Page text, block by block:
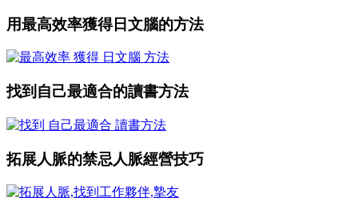
用最高效率獲得日文腦的方法
找到自己最適合的讀書方法
拓展人脈的禁忌人脈經營技巧